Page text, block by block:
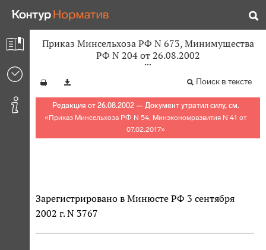
Приказ Минсельхоза РФ N 673, Минимущества
РФ N 204 от 26.08.2002
Поиск в тексте
Редакция от 26.08.2002 — Документ утратил силу, см.
«Приказ Минсельхоза РФ N 54, Минэкономразвития N 41 от
07.02.2017»
Зарегистрировано в Минюсте РФ 3 сентября
2002 г. N 3767